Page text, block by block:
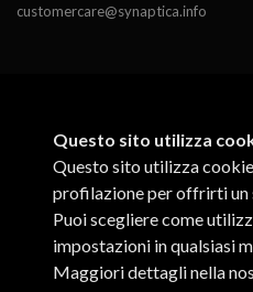
customercare@synaptica.info
Questo sito utilizza
Questo sito utilizza
profilazione per offrirti un
Puoi scegliere come
impostazioni in qualsiasi
Maggiori dettagli nella